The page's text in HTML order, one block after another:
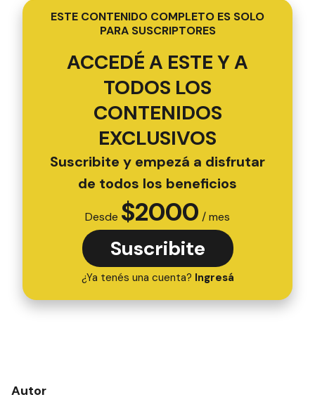
ESTE CONTENIDO COMPLETO ES SOLO
PARA SUSCRIPTORES
ACCEDÉ A ESTE Y A
TODOS LOS
CONTENIDOS
EXCLUSIVOS
Suscribite y empezá a disfrutar
de todos los beneficios
Desde $2000 / mes
Suscribite
¿Ya tenés una cuenta? Ingresá
Autor